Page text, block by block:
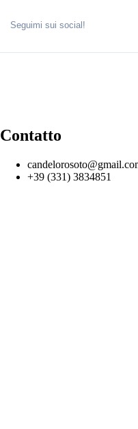
Seguimi sui social!
Contatto
+39 (331) 3834851